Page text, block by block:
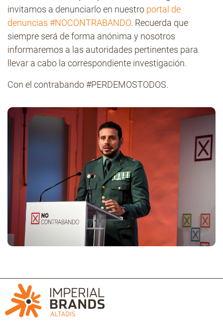
invitamos a denunciarlo en nuestro portal de
denuncias #NOCONTRABANDO. Recuerda que
siempre será de forma anónima y nosotros
informaremos a las autoridades pertinentes para
llevar a cabo la correspondiente investigación.
Con el contrabando #PERDEMOSTODOS.